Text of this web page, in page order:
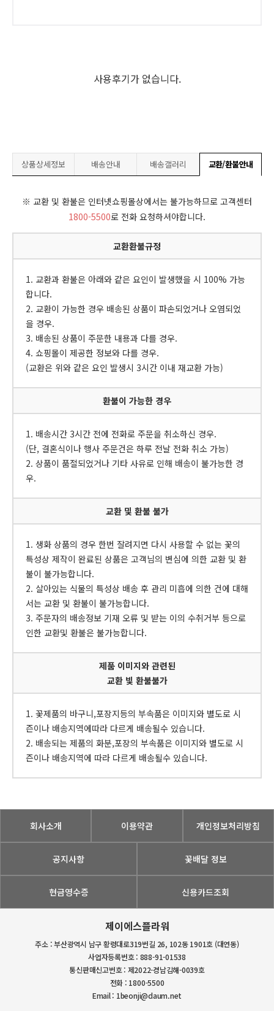
사용후기가 없습니다.
상품상세정보 배송안내 배송갤러리 교환/환불안내
※ 교환 및 환불은 인터넷쇼핑몰상에서는 불가능하므로 고객센터
1800-5500로 전화 요청하셔야합니다.
교환환불규정
1. 교환과 환불은 아래와 같은 요인이 발생했을 시 100% 가능
합니다.
2. 교환이 가능한 경우 배송된 상품이 파손되었거나 오염되었
을 경우.
3. 배송된 상품이 주문한 내용과 다를 경우.
4. 쇼핑몰이 제공한 정보와 다를 경우.
(교환은 위와 같은 요인 발생시 3시간 이내 재교환 가능)
환불이 가능한 경우
1. 배송시간 3시간 전에 전화로 주문을 취소하신 경우.
(단, 결혼식이나 행사 주문건은 하루 전날 전화 취소 가능)
2. 상품이 품절되었거나 기타 사유로 인해 배송이 불가능한 경
우.
교환 및 환불 불가
1. 생화 상품의 경우 한번 잘려지면 다시 사용할 수 없는 꽃의
특성상 제작이 완료된 상품은 고객님의 변심에 의한 교환 및 환
불이 불가능합니다.
2. 살아있는 식물의 특성상 배송 후 관리 미흡에 의한 건에 대해
서는 교환 및 환불이 불가능합니다.
3. 주문자의 배송정보 기재 오류 및 받는 이의 수취거부 등으로
인한 교환및 환불은 불가능합니다.
제품 이미지와 관련된
교환 빛 환불불가
1. 꽃제품의 바구니,포장지등의 부속품은 이미지와 별도로 시
즌이나 배송지역에따라 다르게 배송될수 있습니다.
2. 배송되는 제품의 화분,포장의 부속품은 이미지와 별도로 시
즌이나 배송지역에 따라 다르게 배송될수 있습니다.
회사소개 이용약관 개인정보처리방침
공지사항 꽃배달 정보
현금영수증 신용카드조회
제이에스플라워
주소 : 부산광역시 남구 황령대로319번길 26, 102동 1901호 (대연동)
사업자등록번호 : 888-91-01538
통신판매신고번호 : 제2022-경남김해-0039호
전화 : 1800-5500
Email : 1beonji@daum.net